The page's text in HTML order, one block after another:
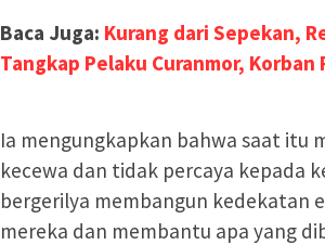
Baca Juga: Kurang dari Sepekan,
Tangkap Pelaku Curanmor, Korban
Ia mengungkapkan bahwa saat itu
kecewa dan tidak percaya kepada
bergerilya membangun kedekatan
mereka dan membantu apa yang